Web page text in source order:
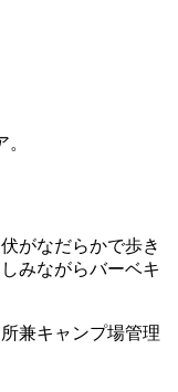
がなだらかで歩き
みながらバーベキ
兼キャンプ場管理